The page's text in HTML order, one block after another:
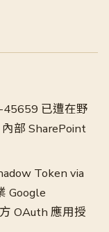
45659 已遭在野
部 SharePoint
Token via
Google
OAuth 應用授